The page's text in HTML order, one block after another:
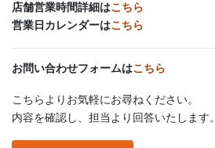
店舗営業時間詳細はこちら
営業日カレンダーはこちら
お問い合わせフォームはこちら
こちらよりお気軽にお尋ねください。
内容を確認し、担当より回答いたします。